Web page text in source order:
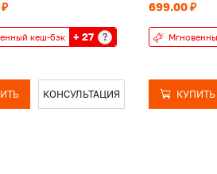
кеш-бэк + 27 ?
КОНСУЛЬТАЦИЯ
699.00 ₽
КУПИТЬ